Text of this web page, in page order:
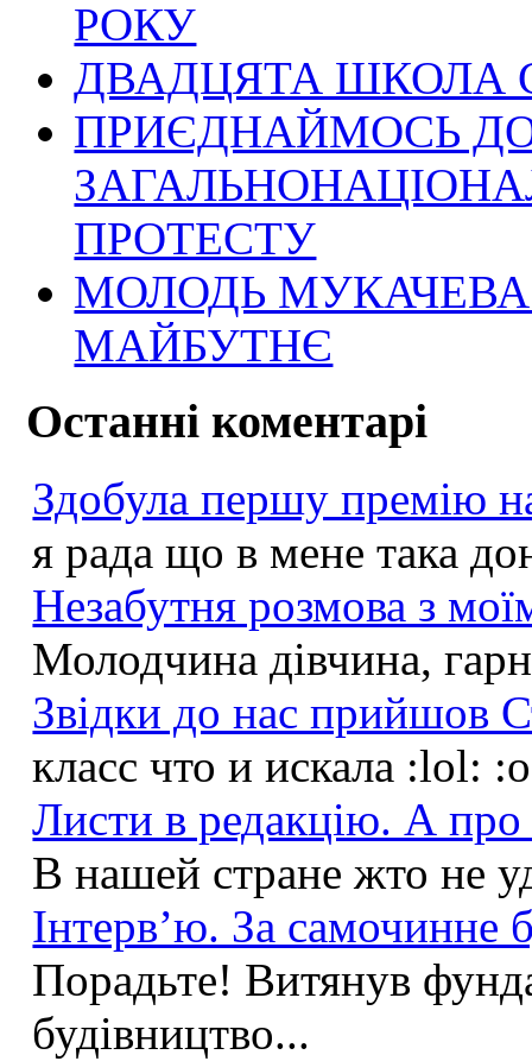
РОКУ
ДВАДЦЯТА ШКОЛА
ПРИЄДНАЙМОСЬ
ПРОТЕСТУ
МОЛОДЬ
МАЙБУТНЄ
Останні коментарі
Здобула першу премію
я рада що в мене така
Незабутня розмова з
Молодчина дівчина,
Звідки до нас прийшов
класс что и искала :lol:
Листи в редакцію. А
В нашей стране жто не
Інтерв’ю. За самочинне
Порадьте! Витянув
будівництво...